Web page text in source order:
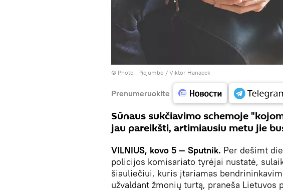
© Photo : Рicjumbo / Viktor Hanacek
Prenumeruokite
Sūnaus sukčiavimo schemoje
jau pareikšti, artimiausiu metu jie
VILNIUS, kovo 5 — Sputnik. Per dešimt
policijos komisariato tyrėjai nustatė,
šiauliečiui, kuris įtariamas
užvaldant žmonių turtą, praneša Lietuvos